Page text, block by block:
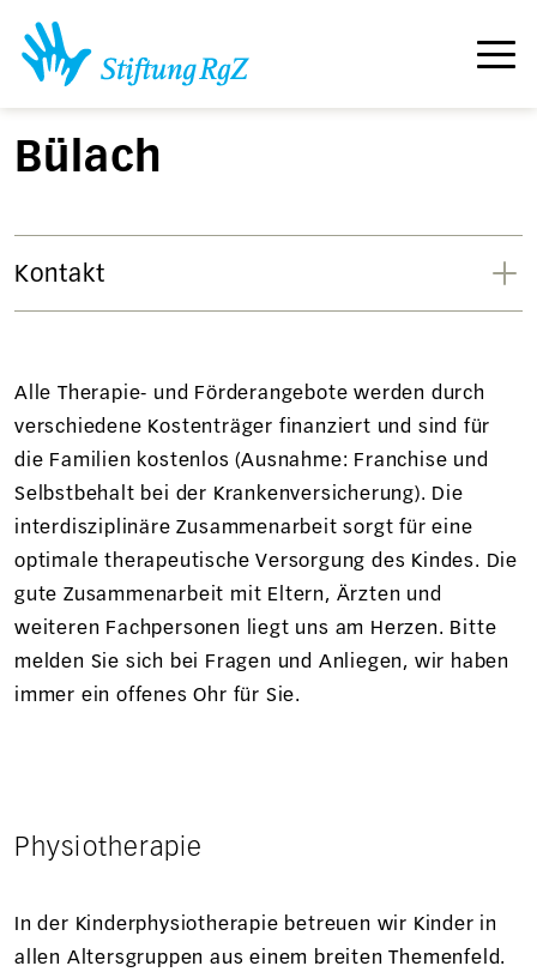
Bülach
Kontakt
Johanna Jeltsch
Leitung Bülach
Ergotherapeutin
Sonnenhof 1
8180 Bülach
Alle Therapie- und Förderangebote werden durch
verschiedene Kostenträger finanziert und sind für
die Familien kostenlos (Ausnahme: Franchise und
Selbstbehalt bei der Krankenversicherung). Die
interdisziplinäre Zusammenarbeit sorgt für eine
optimale therapeutische Versorgung des Kindes. Die
gute Zusammenarbeit mit Eltern, Ärzten und
weiteren Fachpersonen liegt uns am Herzen. Bitte
melden Sie sich bei Fragen und Anliegen, wir haben
immer ein offenes Ohr für Sie.
Physiotherapie
In der Kinderphysiotherapie betreuen wir Kinder in
allen Altersgruppen aus einem breiten Themenfeld.